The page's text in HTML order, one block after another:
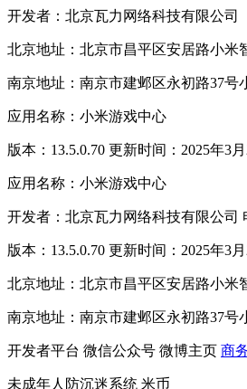
开发者：北京瓦力网络科技有限公司
北京地址：北京市昌平区安居路小米
南京地址：南京市建邺区永初路37号
应用名称：小米游戏中心
版本：13.5.0.70 更新时间：2025年3月
应用名称：小米游戏中心
开发者：北京瓦力网络科技有限公司
版本：13.5.0.70 更新时间：2025年3月
北京地址：北京市昌平区安居路小米
南京地址：南京市建邺区永初路37号
开发者平台 微信公众号 微博主页 商
未成年人防沉迷系统 米币